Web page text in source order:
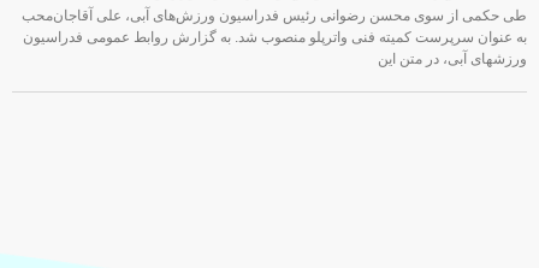
طی حکمی از سوی محسن رضوانی رئیس فدراسیون ورزش‌های آبی، علی آقاجان‌محب
به عنوان سرپرست کمیته فنی واترپلو منصوب شد. به گزارش روابط عمومی فدراسیون
ورزشهای آبی، در متن این